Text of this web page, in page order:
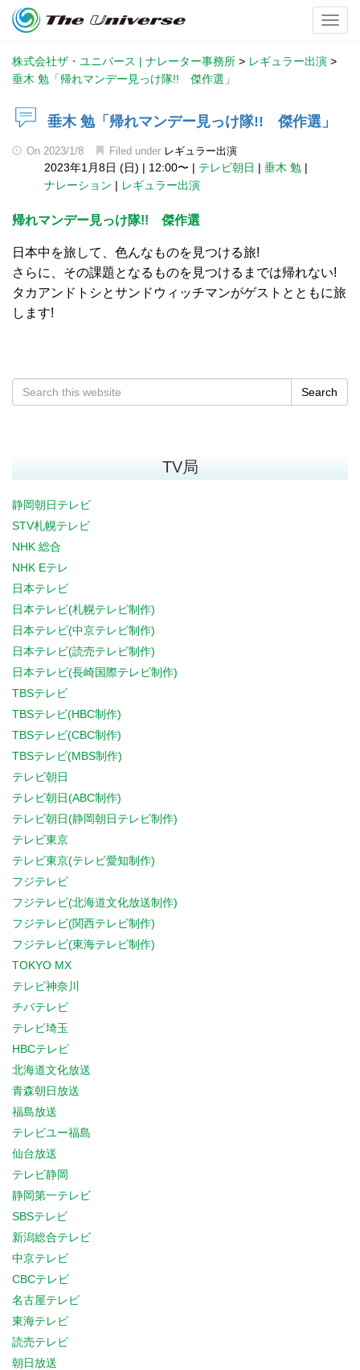
株式会社ザ・ユニバース | ナレーター事務所 > レギュラー出演 >
垂木 勉「帰れマンデー見っけ隊!! 傑作選」
垂木 勉「帰れマンデー見っけ隊!! 傑作選」
On 2023/1/8 Filed under レギュラー出演
2023年1月8日 (日) | 12:00〜 | テレビ朝日 | 垂木 勉 |
ナレーション | レギュラー出演
帰れマンデー見っけ隊!! 傑作選
日本中を旅して、色んなものを見つける旅!
さらに、その課題となるものを見つけるまでは帰れない!
タカアンドトシとサンドウィッチマンがゲストとともに旅
します!
Search
TV局
静岡朝日テレビ
STV札幌テレビ
NHK 総合
NHK Eテレ
日本テレビ
日本テレビ(札幌テレビ制作)
日本テレビ(中京テレビ制作)
日本テレビ(読売テレビ制作)
日本テレビ(長崎国際テレビ制作)
TBSテレビ
TBSテレビ(HBC制作)
TBSテレビ(CBC制作)
TBSテレビ(MBS制作)
テレビ朝日
テレビ朝日(ABC制作)
テレビ朝日(静岡朝日テレビ制作)
テレビ東京
テレビ東京(テレビ愛知制作)
フジテレビ
フジテレビ(北海道文化放送制作)
フジテレビ(関西テレビ制作)
フジテレビ(東海テレビ制作)
TOKYO MX
テレビ神奈川
チバテレビ
テレビ埼玉
HBCテレビ
北海道文化放送
青森朝日放送
福島放送
テレビユー福島
仙台放送
テレビ静岡
静岡第一テレビ
SBSテレビ
新潟総合テレビ
中京テレビ
CBCテレビ
名古屋テレビ
東海テレビ
読売テレビ
朝日放送